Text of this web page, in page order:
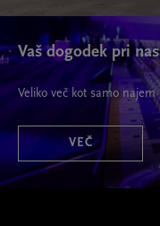
Vaš dogodek pri nas
Veliko več kot samo najem
VEČ